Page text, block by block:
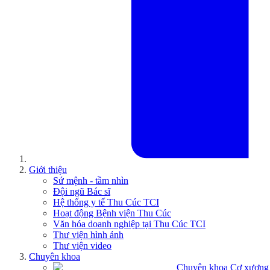
Giới thiệu
Sứ mệnh - tầm nhìn
Đội ngũ Bác sĩ
Hệ thống y tế Thu Cúc TCI
Hoạt động Bệnh viện Thu Cúc
Văn hóa doanh nghiệp tại Thu Cúc TCI
Thư viện hình ảnh
Thư viện video
Chuyên khoa
Chuyên khoa Cơ